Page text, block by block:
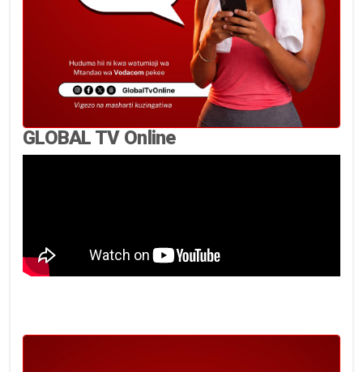
GLOBAL TV Online